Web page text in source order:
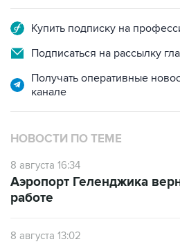
Купить подписку на
Подписаться на рассылку
Получать оперативные
канале
НОВОСТИ ПО ТЕМЕ
8 августа 16:34
Аэропорт Геленджика
работе
8 августа 13:02